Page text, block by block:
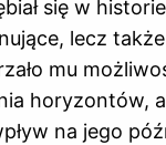
się w
lecz
mu
horyzontów,
na jego